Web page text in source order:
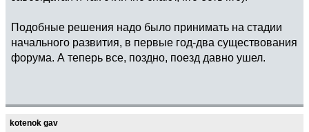
Подобные решения надо было принимать на стадии
начального развития, в первые год-два существования
форума. А теперь все, поздно, поезд давно ушел.
kotenok gav